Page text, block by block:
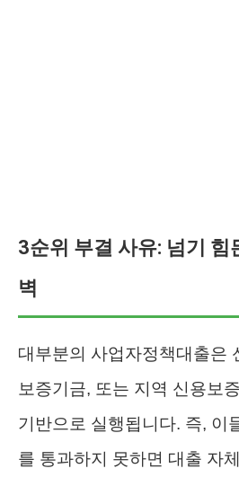
3순위 부결 사유: 넘기 힘
벽
대부분의 사업자정책대출은
보증기금, 또는 지역 신용보
기반으로 실행됩니다. 즉, 이
를 통과하지 못하면 대출 자